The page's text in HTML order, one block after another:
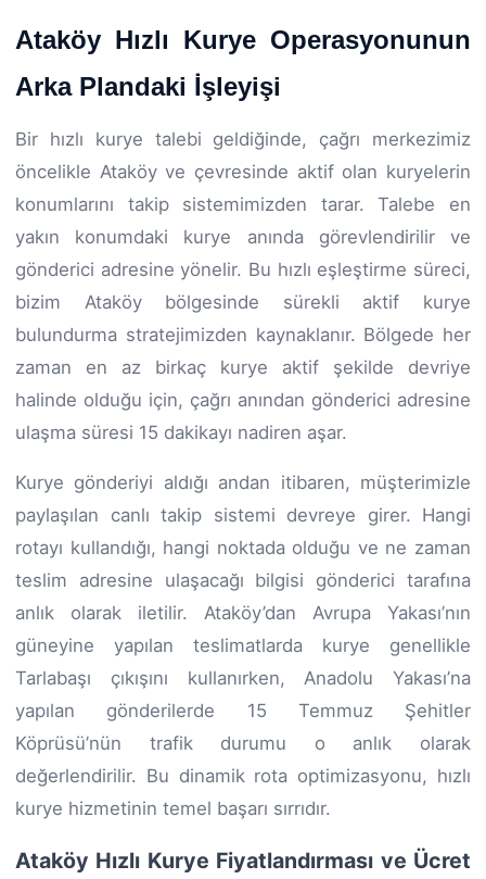
Ataköy Hızlı Kurye Operasyonunun
Arka Plandaki İşleyişi
Bir hızlı kurye talebi geldiğinde, çağrı merkezimiz
öncelikle Ataköy ve çevresinde aktif olan kuryelerin
konumlarını takip sistemimizden tarar. Talebe en
yakın konumdaki kurye anında görevlendirilir ve
gönderici adresine yönelir. Bu hızlı eşleştirme süreci,
bizim Ataköy bölgesinde sürekli aktif kurye
bulundurma stratejimizden kaynaklanır. Bölgede her
zaman en az birkaç kurye aktif şekilde devriye
halinde olduğu için, çağrı anından gönderici adresine
ulaşma süresi 15 dakikayı nadiren aşar.
Kurye gönderiyi aldığı andan itibaren, müşterimizle
paylaşılan canlı takip sistemi devreye girer. Hangi
rotayı kullandığı, hangi noktada olduğu ve ne zaman
teslim adresine ulaşacağı bilgisi gönderici tarafına
anlık olarak iletilir. Ataköy’dan Avrupa Yakası’nın
güneyine yapılan teslimatlarda kurye genellikle
Tarlabaşı çıkışını kullanırken, Anadolu Yakası’na
yapılan gönderilerde 15 Temmuz Şehitler
Köprüsü’nün trafik durumu o anlık olarak
değerlendirilir. Bu dinamik rota optimizasyonu, hızlı
kurye hizmetinin temel başarı sırrıdır.
Ataköy Hızlı Kurye Fiyatlandırması ve Ücret